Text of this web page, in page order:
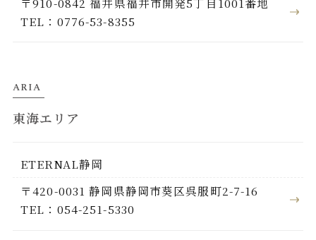
TEL：0776-53-8355
ARIA
東海エリア
ETERNAL静岡
〒420-0031 静岡県静岡市葵区呉服町2-7-16
TEL：054-251-5330